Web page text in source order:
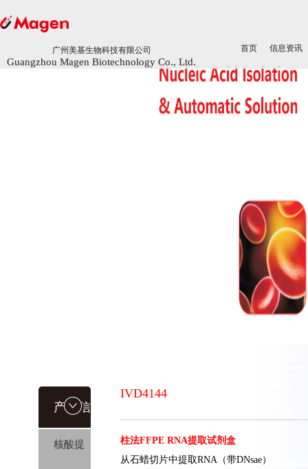
广州美基生物科技有限公司
Guangzhou Magen Biotechnology Co., Ltd.
首页 信息资讯
广州美基生物科技有限公司
Guangzhou Magen Biotechnology Co., Ltd.
首页 信息资讯
产品信
息
核酸提
IVD4144
柱法FFPE RNA提取试剂盒
从石蜡切片中提取RNA（带DNsae）